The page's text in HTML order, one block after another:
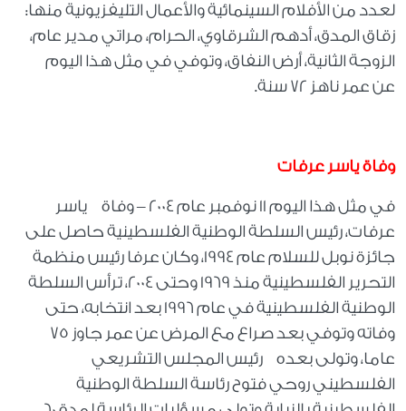
لعدد من الأفلام السينمائية والأعمال التليفزيونية منها:
زقاق المدق، أدهم الشرقاوي، الحرام، مراتي مدير عام،
الزوجة الثانية، أرض النفاق، وتوفي في مثل هذا اليوم
عن عمر ناهز 72 سنة
.
وفاة ياسر عرفات
في مثل هذا اليوم 11 نوفمبر عام 2004 – وفاة ياسر
عرفات، رئيس السلطة الوطنية الفلسطينية حاصل على
جائزة نوبل للسلام عام 1994، وكان عرفا رئيس منظمة
التحرير الفلسطينية منذ 1969 وحتى 2004، ترأس السلطة
الوطنية الفلسطينية في عام 1996 بعد انتخابه، حتى
وفاته وتوفي بعد صراع مع المرض عن عمر جاوز 75
عاما، وتولى بعده رئيس المجلس التشريعي
الفلسطيني روحي فتوح رئاسة السلطة الوطنية